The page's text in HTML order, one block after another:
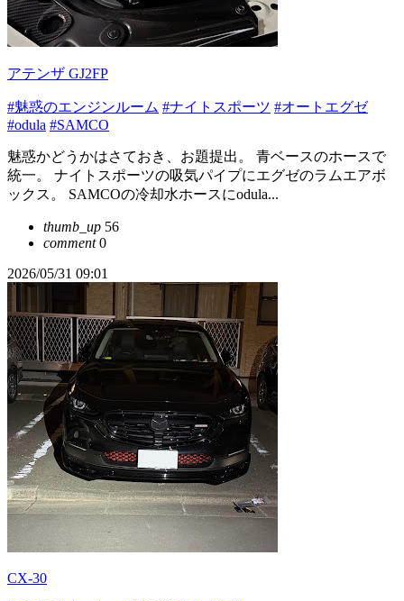
アテンザ GJ2FP
#魅惑のエンジンルーム #ナイトスポーツ #オートエグゼ
#odula #SAMCO
魅惑かどうかはさておき、お題提出。 青ベースのホースで
統一。 ナイトスポーツの吸気パイプにエグゼのラムエアボ
ックス。 SAMCOの冷却水ホースにodula...
thumb_up 56
comment0
2026/05/31 09:01
CX-30